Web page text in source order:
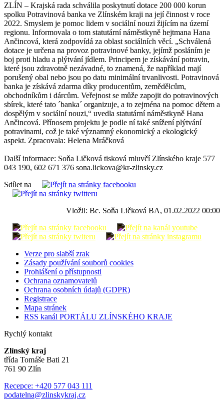
ZLÍN – Krajská rada schválila poskytnutí dotace 200 000 korun
spolku Potravinová banka ve Zlínském kraji na její činnost v roce
2022. Smyslem je pomoc lidem v sociální nouzi žijícím na území
regionu. Informovala o tom statutární náměstkyně hejtmana Hana
Ančincová, která zodpovídá za oblast sociálních věcí. „Schválená
dotace je určena na provoz potravinové banky, jejímž posláním je
boj proti hladu a plýtvání jídlem. Principem je získávání potravin,
které jsou zdravotně nezávadné, to znamená, že například mají
porušený obal nebo jsou po datu minimální trvanlivosti. Potravinová
banka je získává zdarma díky producentům, zemědělcům,
obchodníkům i dárcům. Veřejnost se může zapojit do potravinových
sbírek, které tato ´banka´ organizuje, a to zejména na pomoc dětem a
dospělým v sociální nouzi,“ uvedla statutární náměstkyně Hana
Ančincová. Přínosem projektu je podle ní také snížení plýtvání
potravinami, což je také významný ekonomický a ekologický
aspekt. Zpracovala: Helena Mráčková
Další informace: Soňa Ličková tisková mluvčí Zlínského kraje 577
043 190, 602 671 376 sona.lickova@kr-zlinsky.cz
Sdílet na
Vložil: Bc. Soňa Ličková BA, 01.02.2022 00:00
Verze pro slabší zrak
Zásady používání souborů cookies
Prohlášení o přístupnosti
Ochrana oznamovatelů
Ochrana osobních údajů (GDPR)
Registrace
Mapa stránek
RSS kanál PORTÁLU ZLÍNSKÉHO KRAJE
Rychlý kontakt
Zlínský kraj
třída Tomáše Bati 21
761 90 Zlín
Recepce: +420 577 043 111
podatelna@zlinskykraj.cz